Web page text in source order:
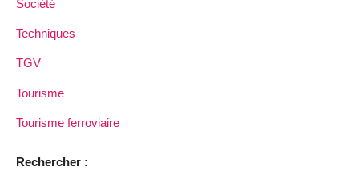
Société
Techniques
TGV
Tourisme
Tourisme ferroviaire
Rechercher :